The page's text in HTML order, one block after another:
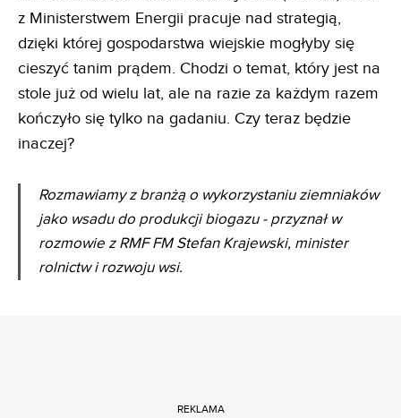
z Ministerstwem Energii pracuje nad strategią,
dzięki której gospodarstwa wiejskie mogłyby się
cieszyć tanim prądem. Chodzi o temat, który jest na
stole już od wielu lat, ale na razie za każdym razem
kończyło się tylko na gadaniu. Czy teraz będzie
inaczej?
Rozmawiamy z branżą o wykorzystaniu ziemniaków
jako wsadu do produkcji biogazu - przyznał w
rozmowie z RMF FM Stefan Krajewski, minister
rolnictw i rozwoju wsi.
REKLAMA